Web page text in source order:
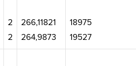
2
2
266,11821
264,9873
18975
19527